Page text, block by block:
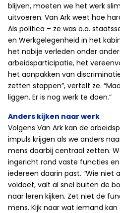
blijven, moeten we het werk
uitvoeren. Van Ark weet hoe
Als politica – ze was o.a.
en Werkgelegenheid in het
het nabije verleden onder
arbeidsparticipatie, het
het aanpakken van
zetten stappen”, vertelt ze.
liggen. Er is nog werk te doen.”
Anders kijken naar werk
Volgens Van Ark kan de
impuls krijgen als we anders
mens daarbij centraal zetten.
ingericht rond vaste functies
iedereen daarin past. “Wie niet
voldoet, valt al snel buiten de
naar leren kijken. Zet niet de
mens. Kijk naar wat iemand